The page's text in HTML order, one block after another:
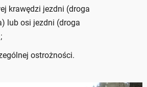
krawędzi jezdni (droga
lub osi jezdni (droga
ostrożności.